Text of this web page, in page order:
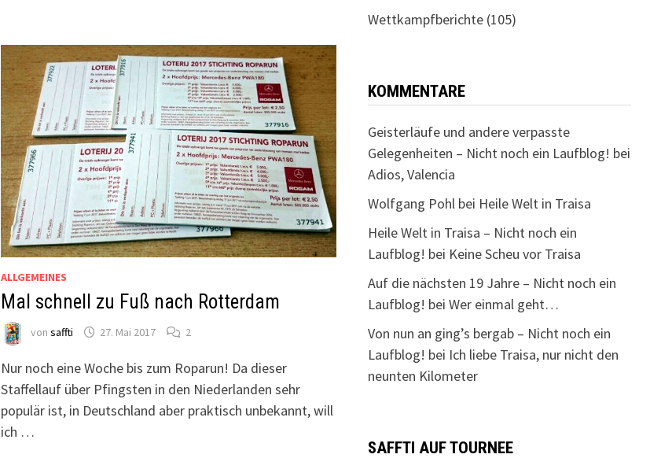
ALLGEMEINES
Mal schnell zu Fuß nach Rotterdam
von saffti 27. Mai 2017 2
Nur noch eine Woche bis zum Roparun! Da dieser
Staffellauf über Pfingsten in den Niederlanden sehr
populär ist, in Deutschland aber praktisch unbekannt, will
ich …
Wettkampfberichte(105)
KOMMENTARE
Geisterläufe und andere verpasste
Gelegenheiten – Nicht noch ein Laufblog! bei
Adios, Valencia
Wolfgang Pohlbei Heile Welt in Traisa
Heile Welt in Traisa – Nicht noch ein
Laufblog! bei Keine Scheu vor Traisa
Auf die nächsten 19 Jahre – Nicht noch ein
Laufblog! bei Wer einmal geht…
Von nun an ging’s bergab – Nicht noch ein
Laufblog! bei Ich liebe Traisa, nur nicht den
neunten Kilometer
SAFFTI AUF TOURNEE